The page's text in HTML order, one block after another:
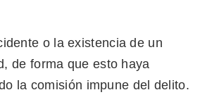
o la existencia de un
de forma que esto haya
la comisión impune del delito.